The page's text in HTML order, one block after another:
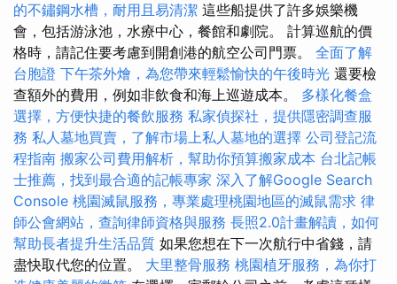
的不鏽鋼水槽，耐用且易清潔 這些船提供了許多娛樂機
會，包括游泳池，水療中心，餐館和劇院。 計算巡航的價
格時，請記住要考慮到開創港的航空公司門票。 全面了解
台胞證 下午茶外燴，為您帶來輕鬆愉快的午後時光 還要檢
查額外的費用，例如非飲食和海上巡遊成本。 多樣化餐盒
選擇，方便快捷的餐飲服務 私家偵探社，提供隱密調查服
務 私人墓地買賣，了解市場上私人墓地的選擇 公司登記流
程指南 搬家公司費用解析，幫助你預算搬家成本 台北記帳
士推薦，找到最合適的記帳專家 深入了解Google Search
Console 桃園滅鼠服務，專業處理桃園地區的滅鼠需求 律
師公會網站，查詢律師資格與服務 長照2.0計畫解讀，如何
幫助長者提升生活品質 如果您想在下一次航行中省錢，請
盡快取代您的位置。 大里整骨服務 桃園植牙服務，為你打